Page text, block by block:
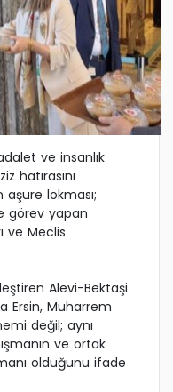
ve insanlık
hatırasını
lokması;
görev yapan
ve Meclis
Alevi-Bektaşi
Ersin, Muharrem
değil; aynı
ve ortak
olduğunu ifade